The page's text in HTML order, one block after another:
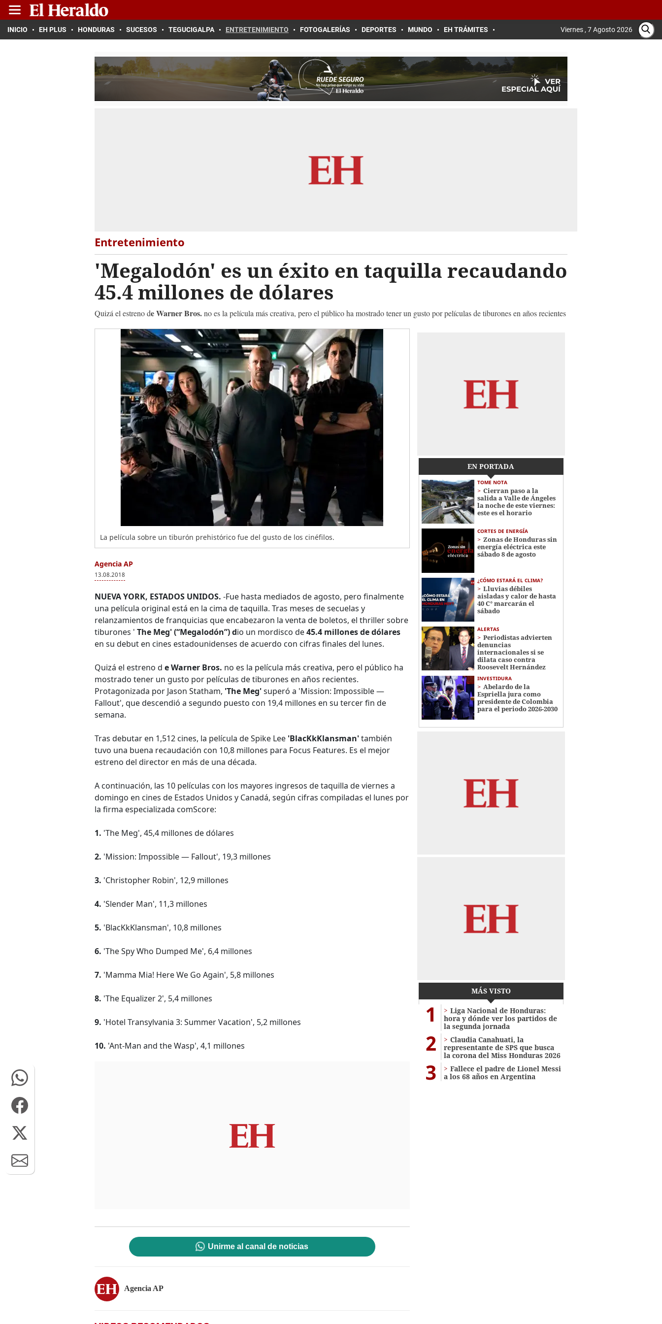
INICIO EH PLUS HONDURAS SUCESOS TEGUCIGALPA ENTRETENIMIENTO FOTOGALERÍAS DEPORTES MUNDO EH TRÁMITES Viernes , 7 Agosto 2026
Entretenimiento
'Megalodón' es un éxito en taquilla recaudando
45.4 millones de dólares
Quizá el estreno de Warner Bros.no es la película más creativa, pero el público ha mostrado tener un gusto por películas de tiburones en años recientes
La película sobre un tiburón prehistórico fue del gusto de los cinéfilos.
Agencia AP
13.08.2018
NUEVA YORK, ESTADOS UNIDOS. -Fue hasta mediados de agosto, pero finalmente
una película original está en la cima de taquilla. Tras meses de secuelas y
relanzamientos de franquicias que encabezaron la venta de boletos, el thriller sobre
tiburones ' The Meg' (“Megalodón”) dio un mordisco de45.4 millones de dólares
en su debut en cines estadounidenses de acuerdo con cifras finales del lunes.
Quizá el estreno d e Warner Bros. no es la película más creativa, pero el público ha
mostrado tener un gusto por películas de tiburones en años recientes.
Protagonizada por Jason Statham, 'The Meg'superó a 'Mission: Impossible —
Fallout', que descendió a segundo puesto con 19,4 millones en su tercer fin de
semana.
Tras debutar en 1,512 cines, la película de Spike Lee 'BlacKkKlansman'también
tuvo una buena recaudación con 10,8 millones para Focus Features. Es el mejor
estreno del director en más de una década.
A continuación, las 10 películas con los mayores ingresos de taquilla de viernes a
domingo en cines de Estados Unidos y Canadá, según cifras compiladas el lunes por
la firma especializada comScore:
1. 'The Meg', 45,4 millones de dólares
2. 'Mission: Impossible — Fallout', 19,3 millones
3. 'Christopher Robin', 12,9 millones
4. 'Slender Man', 11,3 millones
5. 'BlacKkKlansman', 10,8 millones
6. 'The Spy Who Dumped Me', 6,4 millones
7. 'Mamma Mia! Here We Go Again', 5,8 millones
8. 'The Equalizer 2', 5,4 millones
9. 'Hotel Transylvania 3: Summer Vacation', 5,2 millones
10. 'Ant-Man and the Wasp', 4,1 millones
Unirme al canal de noticias
Agencia AP
EN PORTADA
TOME NOTA
Cierran paso a la
salida a Valle de Ángeles
la noche de este viernes:
este es el horario
CORTES DE ENERGÍA
Zonas de Honduras sin
energía eléctrica este
sábado 8 de agosto
¿CÓMO ESTARÁ EL CLIMA?
Lluvias débiles
aisladas y calor de hasta
40 C° marcarán el
sábado
ALERTAS
Periodistas advierten
denuncias
internacionales si se
dilata caso contra
Roosevelt Hernández
INVESTIDURA
Abelardo de la
Espriella jura como
presidente de Colombia
para el periodo 2026-2030
MÁS VISTO
1
Liga Nacional de Honduras:
hora y dónde ver los partidos de
la segunda jornada
2
Claudia Canahuati, la
representante de SPS que busca
la corona del Miss Honduras 2026
3
Fallece el padre de Lionel Messi
a los 68 años en Argentina